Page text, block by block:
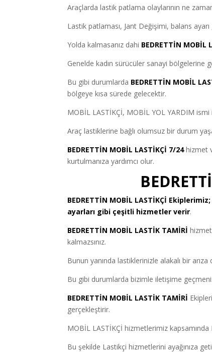
Araçlarda lastik patlama olaylarının ne
Lastik patlaması, Jant Değişimi, balans
Yolda kalmasanız dahi BEDRETTİN MOBİL
Genelde kadın sürücüler sanayi bölgelerine
Bu gibi durumlarda BEDRETTİN MOBİL
bölgeye kısa sürede gelecektir.
MOBİL LASTİKÇİ, MOBİL YOL YARDIM ismi
Araç lastiklerine bağlı olumsuz bir durum
BEDRETTİN MOBİL LASTİKÇİ 7/24hizmet
kurtulmanıza yardımcı olur.
BEDRETTİN MOBİL LASTİKÇİ Ekiplerimiz;
ayarları gibi çeşitli hizmetler verir.
BEDRETTİN MOBİL LASTİK TAMİRİ
kalmazsınız.
Bunun yanında lastiklerinizle alakalı bir
Bu gibi durumlarda bizimle iletişime
BEDRETTİN MOBİL LASTİK TAMİRİ
gerçekleştirir.
MOBİL LASTİKÇİ hizmetlerimiz
Bu şekilde Lastikçi hizmetlerini ayağınıza